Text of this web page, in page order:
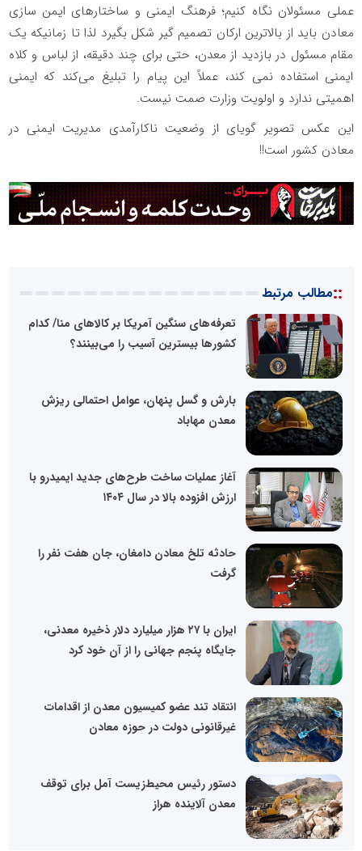
عملی مسئولان نگاه کنیم؛ فرهنگ ایمنی و ساختارهای ایمن سازی
معادن باید از بالاترین ارکان تصمیم گیر شکل بگیرد لذا تا زمانیکه یک
مقام مسئول در بازدید از معدن، حتی برای چند دقیقه، از لباس و کلاه
ایمنی استفاده نمی کند، عملاً این پیام‌ را تبلیغ می‌کند که ایمنی
اهمیتی ندارد و اولویت وزارت صمت نیست.
این عکس تصویر گویای از وضعیت ناکارآمدی مدیریت ایمنی در
معادن کشور است!!
::مطالب مرتبط
تعرفه‌های سنگین آمریکا بر کالاهای منا/ کدام
کشورها بیسترین آسیب را می‌بینند؟
بارش و گسل پنهان، عوامل احتمالی ریزش
معدن مهاباد
آغاز عملیات ساخت طرح‌های جدید ایمیدرو با
ارزش افزوده بالا در سال ۱۴۰۴
حادثه تلخ معادن دامغان، جان هفت نفر را
گرفت
ایران با ۲۷ هزار میلیارد دلار ذخیره معدنی،
جایگاه پنجم جهانی را از آن خود کرد
انتقاد تند عضو کمیسیون معدن از اقدامات
غیرقانونی دولت در حوزه معادن
دستور رئیس محیط‌زیست آمل برای توقف
معدن آلاینده هراز